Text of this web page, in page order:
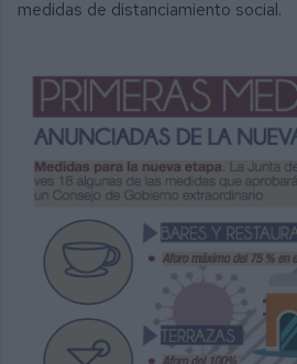
medidas de distanciamiento social.